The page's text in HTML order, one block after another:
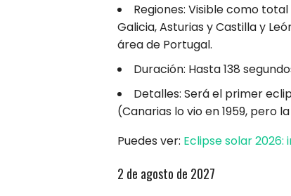
Regiones: Visible como
Galicia, Asturias y Castilla y
área de Portugal.
Duración: Hasta 138
Detalles: Será el primer
(Canarias lo vio en 1959, pero
Puedes ver: Eclipse solar
2 de agosto de 2027